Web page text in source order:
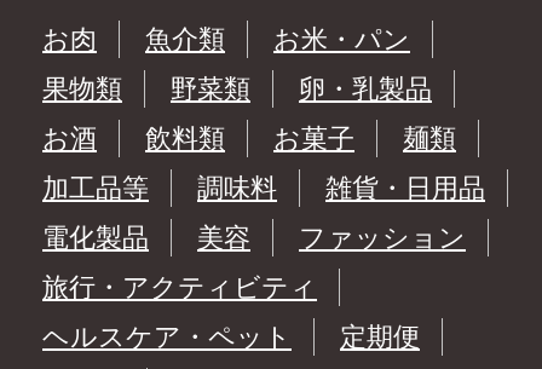
お肉
魚介類
お米・パン
果物類
野菜類
卵・乳製品
お酒
飲料類 お菓子
麺類
加工品等
調味料
雑貨・日用品
電化製品
美容
ファッション
旅行・アクティビティ
ヘルスケア・ペット
定期便